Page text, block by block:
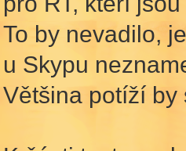
To by nevadilo,
u Skypu
Většina potíží by